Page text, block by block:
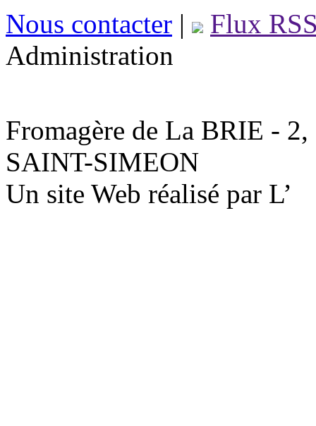
Nous contacter |
Flux
Administration
Fromagère de La BRIE -
SAINT-SIMEON
Un site Web réalisé par L’